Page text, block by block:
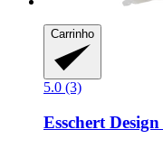
Carrinho
5.0 (3)
Esschert Design